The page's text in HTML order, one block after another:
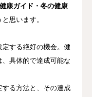
健康ガイド・冬の健康
思います。
する絶好の機会。健
具体的で達成可能な
する方法と、その達成